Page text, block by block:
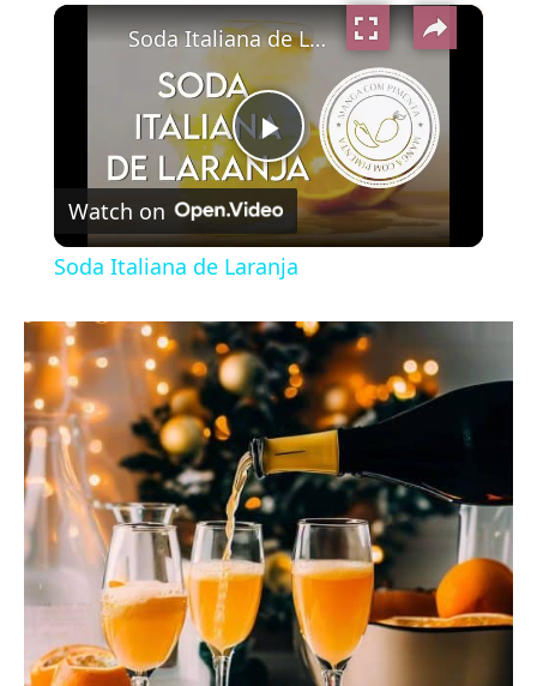
×
Play
Video
Soda Italiana de Laranja
Watch on
Soda Italiana de Laranja